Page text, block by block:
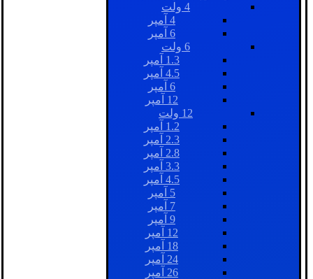
4 ولت
4 آمپر
6 آمپر
6 ولت
1.3 آمپر
4.5 آمپر
6 آمپر
12 آمپر
12 ولت
1.2 آمپر
2.3 آمپر
2.8 آمپر
3.3 آمپر
4.5 آمپر
5 آمپر
7 آمپر
9 آمپر
12 آمپر
18 آمپر
24 آمپر
26 آمپر